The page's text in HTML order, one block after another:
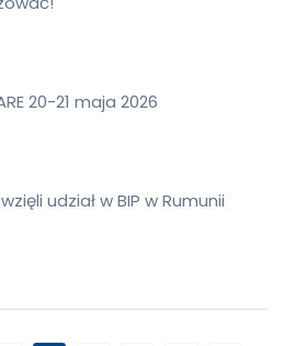
20-21 maja 2026
udział w BIP w Rumunii